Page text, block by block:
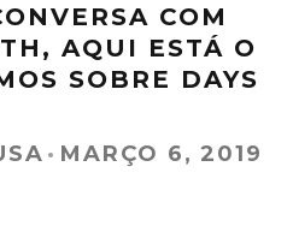
COM
AQUI ESTÁ O
SOBRE DAYS
· MARÇO 6, 2019